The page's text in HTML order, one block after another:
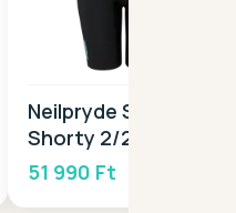
Neilpryde Spark S/S
Shorty 2/2 BZ 2025
51 990 Ft